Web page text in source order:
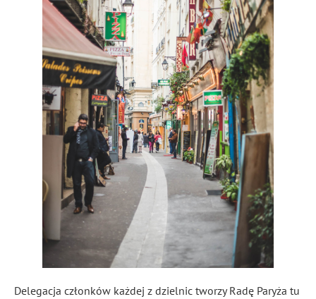
Delegacja członków każdej z dzielnic tworzy Radę Paryża tu